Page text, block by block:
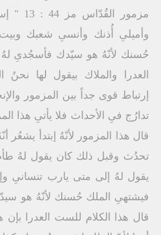
مزمور
وأميلىِ أُذنك وأنسىِ شعبك
حُسنك لأنّهُ هو سيّدك فأسجُدىِ
العدرا والملاك بيقول لها
إرتباط قوى جداً بين المزمور
تدارُج فىِ الأحداث فلا يأتىِ هذا
قال هذا المزمور لأنّهُ إبتدأ يشعُر
تحدُث وقبل ذلك كان يقول لهُ
يقول لهُ إلى متى يارب تنسانىِ
فيشتهىِ الملك حُسنك لأنّهُ هو
قال هذا الكلام للست العدرا